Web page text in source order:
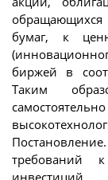
бумаг, к
биржей в
Таким
требований